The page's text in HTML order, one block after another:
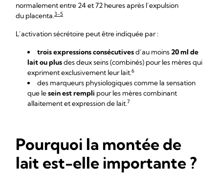
normalement entre 24 et 72 heures après l’expulsion
du placenta.3-5
L’activation sécrétoire peut être indiquée par :
trois expressions consécutivesd’au moins 20 ml de
lait ou plusdes deux seins (combinés) pour les mères qui
expriment exclusivement leur lait.6
des marqueurs physiologiques comme la sensation
que lesein est rempli pour les mères combinant
allaitement et expression de lait.7
Pourquoi la montée de
lait est-elle importante ?